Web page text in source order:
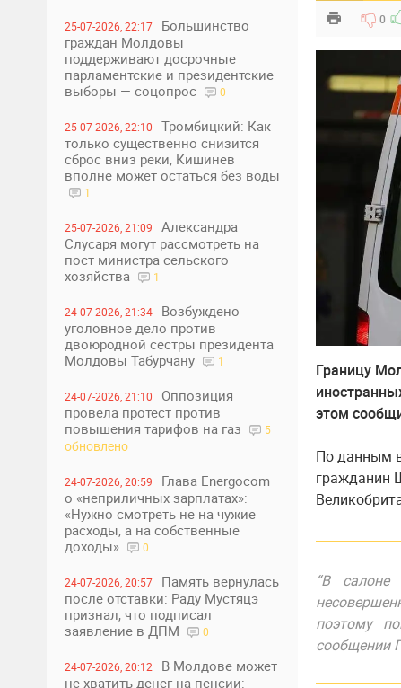
25-07-2026, 22:17
Большинство
граждан Молдовы
поддерживают досрочные
парламентские и президентские
выборы — соцопрос
0
25-07-2026, 22:10
Тромбицкий: Как
только существенно снизится
сброс вниз реки, Кишинев
вполне может остаться без воды
1
25-07-2026, 21:09
Александра
Слусаря могут рассмотреть на
пост министра сельского
хозяйства
1
24-07-2026, 21:34
Возбуждено
уголовное дело против
двоюродной сестры президента
Молдовы Табурчану
1
24-07-2026, 21:10
Оппозиция
провела протест против
повышения тарифов на газ
5
обновлено
24-07-2026, 20:59
Глава Energocom
о «неприличных зарплатах»:
«Нужно смотреть не на чужие
расходы, а на собственные
доходы»
0
24-07-2026, 20:57
Память вернулась
после отставки: Раду Мустяцэ
признал, что подписал
заявление в ДПМ
0
24-07-2026, 20:12
В Молдове может
не хватить денег на пенсии:
0
Границу
этом
По данным
гражданин
“В
поэтому
сообщении